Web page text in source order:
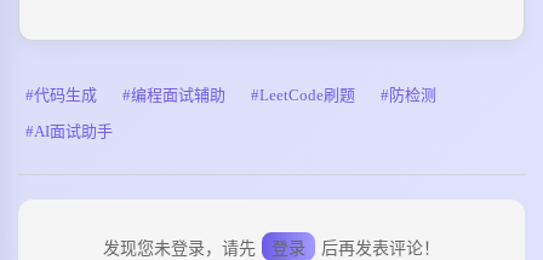
代码生成 编程面试辅助 LeetCode刷题
防检测
AI面试助手
发现您未登录，请先 登录 后再发表评论！